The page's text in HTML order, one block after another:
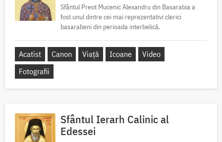
Sfântul Preot Mucenic Alexandru din Basarabia a
fost unul dintre cei mai reprezentativi clerici
basarabeni din perioada interbelică.
Acatist Canon Viață Icoane
Video
Fotografii
Sfântul Ierarh Calinic al
Edessei